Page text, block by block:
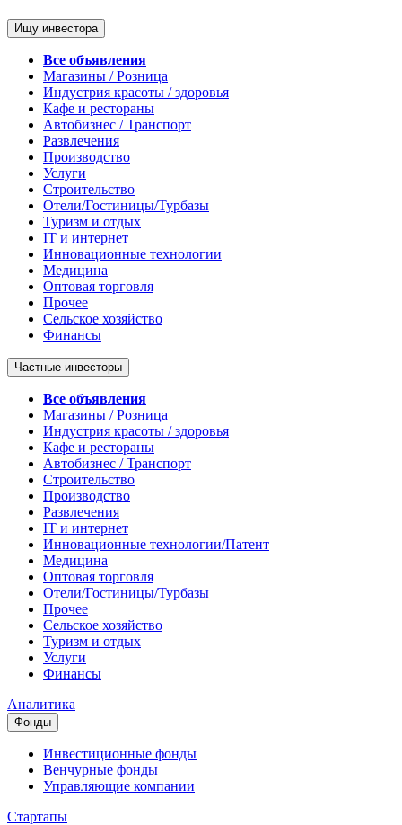
Ищу инвестора
Все объявления
Магазины / Розница
Индустрия красоты / здоровья
Кафе и рестораны
Автобизнес / Транспорт
Развлечения
Производство
Услуги
Строительство
Отели/Гостиницы/Турбазы
Туризм и отдых
IT и интернет
Инновационные технологии
Медицина
Оптовая торговля
Прочее
Сельское хозяйство
Финансы
Частные инвесторы
Все объявления
Магазины / Розница
Индустрия красоты / здоровья
Кафе и рестораны
Автобизнес / Транспорт
Строительство
Производство
Развлечения
IT и интернет
Инновационные технологии/Патент
Медицина
Оптовая торговля
Отели/Гостиницы/Турбазы
Прочее
Сельское хозяйство
Туризм и отдых
Услуги
Финансы
Аналитика
Фонды
Инвестиционные фонды
Венчурные фонды
Управляющие компании
Стартапы